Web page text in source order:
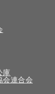
庫
会連合会